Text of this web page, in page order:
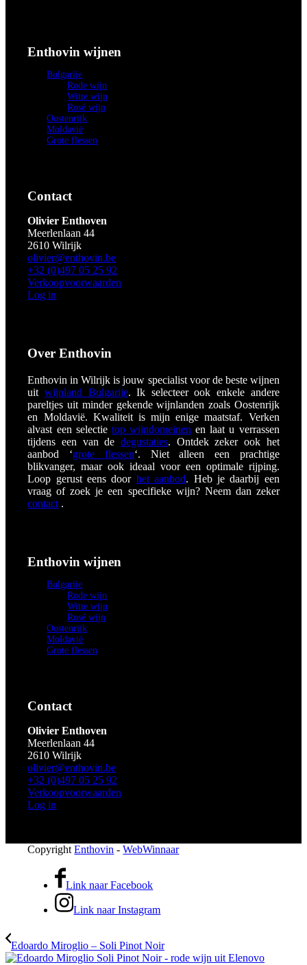
Enthovin wijnen
Bulgarije
Rode wijn
Witte wijn
Rosé wijn
Oostenrijk
Moldavië
Grote flessen
Contact
Olivier Enthoven
Meerlenlaan 44
2610 Wilrijk
olivier@enthovin.be
+32 (0)497 05 25 92
Verkoopvoorwaarden
Log in
Over Enthovin
Enthovin in Wilrijk is jouw specialist voor de beste wijnen
uitwijnland Bulgarije. Ik selecteer ook enkele andere
pareltjes uit minder gekende wijnlanden zoals Oostenrijk
en Moldavië. Kwaliteit is mijn enige maatstaf. Verken
alvast een selectie top wijndomeinen en laat u verrassen
tijdens een van de degustaties. Ontdek zeker ook het
aanbod ‘grote flessen‘. Niet alleen een prachtige
blikvanger, maar ook ideaal voor een optimale rijping.
Loop gerust eens door het aanbod. Heb je daarbij een
vraag of zoek je een specifieke wijn? Neem dan zeker
contact .
Enthovin wijnen
Bulgarije
Rode wijn
Witte wijn
Rosé wijn
Oostenrijk
Moldavië
Grote flessen
Contact
Olivier Enthoven
Meerlenlaan 44
2610 Wilrijk
olivier@enthovin.be
+32 (0)497 05 25 92
Verkoopvoorwaarden
Log in
CopyrightEnthovin -WebWinnaar
Link naar Facebook
Link naar Instagram
Edoardo Miroglio – Soli Pinot Noir